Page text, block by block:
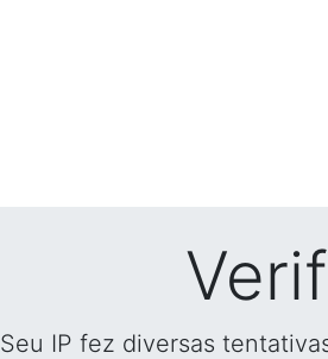
Seu IP fez diversas